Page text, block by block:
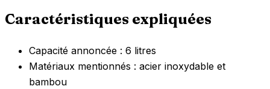
Caractéristiques expliquées
Capacité annoncée : 6 litres
Matériaux mentionnés : acier inoxydable et
bambou